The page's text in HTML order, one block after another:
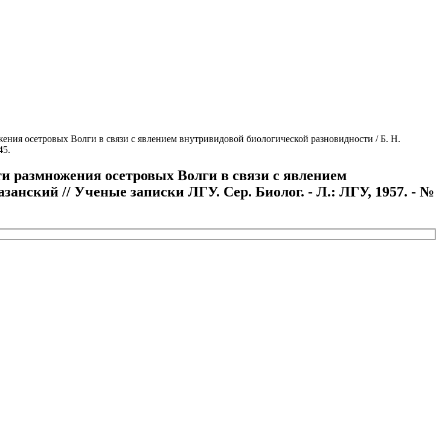
осетровых Волги в связи с явлением внутривидовой биологической разновидности / Б. Н.
осетровых Волги в связи с явлением
// Ученые записки ЛГУ. Сер. Биолог. - Л.: ЛГУ, 1957. - №